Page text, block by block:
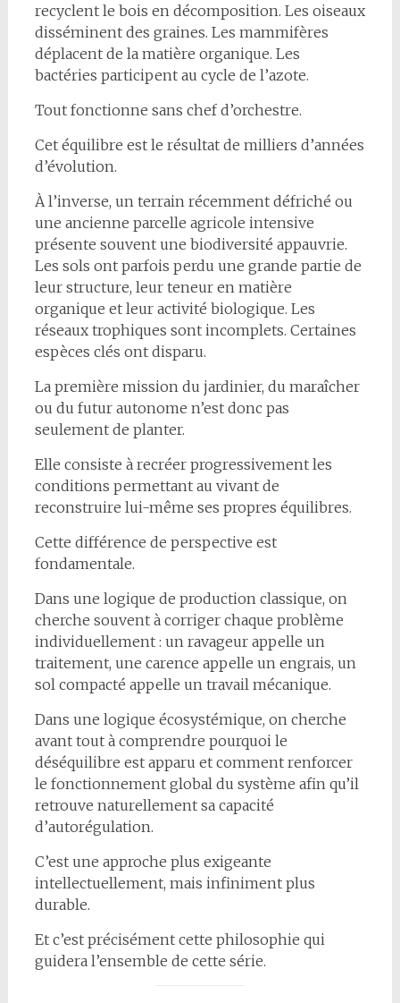
recyclent le bois en décomposition. Les oiseaux
disséminent des graines. Les mammifères
déplacent de la matière organique. Les
bactéries participent au cycle de l’azote.
Tout fonctionne sans chef d’orchestre.
Cet équilibre est le résultat de milliers d’années
d’évolution.
À l’inverse, un terrain récemment défriché ou
une ancienne parcelle agricole intensive
présente souvent une biodiversité appauvrie.
Les sols ont parfois perdu une grande partie de
leur structure, leur teneur en matière
organique et leur activité biologique. Les
réseaux trophiques sont incomplets. Certaines
espèces clés ont disparu.
La première mission du jardinier, du maraîcher
ou du futur autonome n’est donc pas
seulement de planter.
Elle consiste à recréer progressivement les
conditions permettant au vivant de
reconstruire lui-même ses propres équilibres.
Cette différence de perspective est
fondamentale.
Dans une logique de production classique, on
cherche souvent à corriger chaque problème
individuellement : un ravageur appelle un
traitement, une carence appelle un engrais, un
sol compacté appelle un travail mécanique.
Dans une logique écosystémique, on cherche
avant tout à comprendre pourquoi le
déséquilibre est apparu et comment renforcer
le fonctionnement global du système afin qu’il
retrouve naturellement sa capacité
d’autorégulation.
C’est une approche plus exigeante
intellectuellement, mais infiniment plus
durable.
Et c’est précisément cette philosophie qui
guidera l’ensemble de cette série.